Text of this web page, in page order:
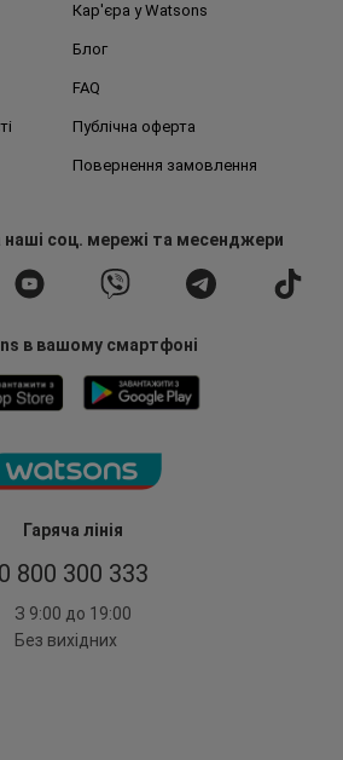
Гаряча лінія
0 800 300 333
З 9:00 до 19:00
Без вихідних
Кар'єра у Watsons
Блог
FAQ
Публічна оферта
Повернення замовлення
соц. мережі та месенджери
в вашому смартфоні